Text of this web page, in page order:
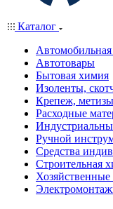
Каталог
Автотовары
Бытовая химия
Изоленты,
Крепеж,
Расходные
Ручной
Средства
Строительная